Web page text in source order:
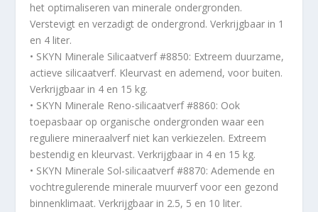
het optimaliseren van minerale ondergronden.
Verstevigt en verzadigt de ondergrond. Verkrijgbaar in 1
en 4 liter.
• SKYN Minerale Silicaatverf #8850: Extreem duurzame,
actieve silicaatverf. Kleurvast en ademend, voor buiten.
Verkrijgbaar in 4 en 15 kg.
• SKYN Minerale Reno-silicaatverf #8860: Ook
toepasbaar op organische ondergronden waar een
reguliere mineraalverf niet kan verkiezelen. Extreem
bestendig en kleurvast. Verkrijgbaar in 4 en 15 kg.
• SKYN Minerale Sol-silicaatverf #8870: Ademende en
vochtregulerende minerale muurverf voor een gezond
binnenklimaat. Verkrijgbaar in 2.5, 5 en 10 liter.